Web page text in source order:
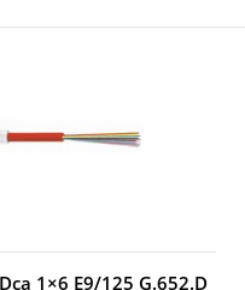
1×6 E9/125 G.652.D